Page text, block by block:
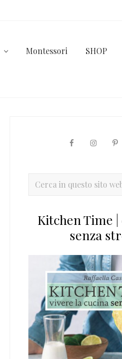
Montessori SHOP
primaria
Cerca
sitoKitchen Time
senza